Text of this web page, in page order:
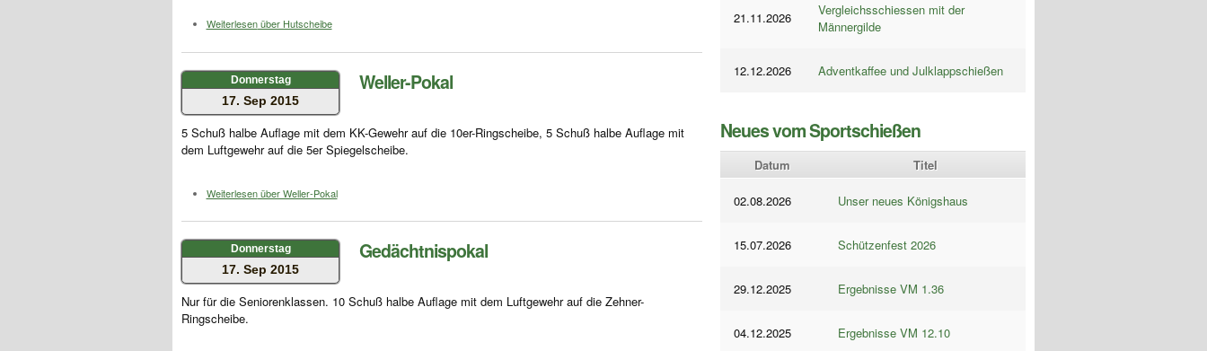
Weiterlesenüber Hutscheibe
Donnerstag
17. Sep 2015
Weller-Pokal
5 Schuß halbe Auflage mit dem KK-Gewehr auf die 10er-Ringscheibe, 5 Schuß halbe Auflage mit
dem Luftgewehr auf die 5er Spiegelscheibe.
Weiterlesenüber Weller-Pokal
Donnerstag
17. Sep 2015
Gedächtnispokal
Nur für die Seniorenklassen. 10 Schuß halbe Auflage mit dem Luftgewehr auf die Zehner-
Ringscheibe.
21.11.2026
Vergleichsschiessen mit der
Männergilde
12.12.2026 Adventkaffee und Julklappschießen
Neues vom Sportschießen
Datum Titel
02.08.2026 Unser neues Königshaus
15.07.2026 Schützenfest 2026
29.12.2025 Ergebnisse VM 1.36
04.12.2025 Ergebnisse VM 12.10